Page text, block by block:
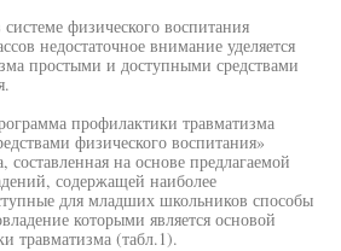
физического воспитания
недостаточное внимание уделяется
простыми и доступными средствами
профилактики травматизма
физического воспитания»
составленная на основе предлагаемой
содержащей наиболее
для младших школьников способы
которыми является основой
травматизма (табл.1).